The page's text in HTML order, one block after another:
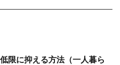
限に抑える方法（一人暮ら